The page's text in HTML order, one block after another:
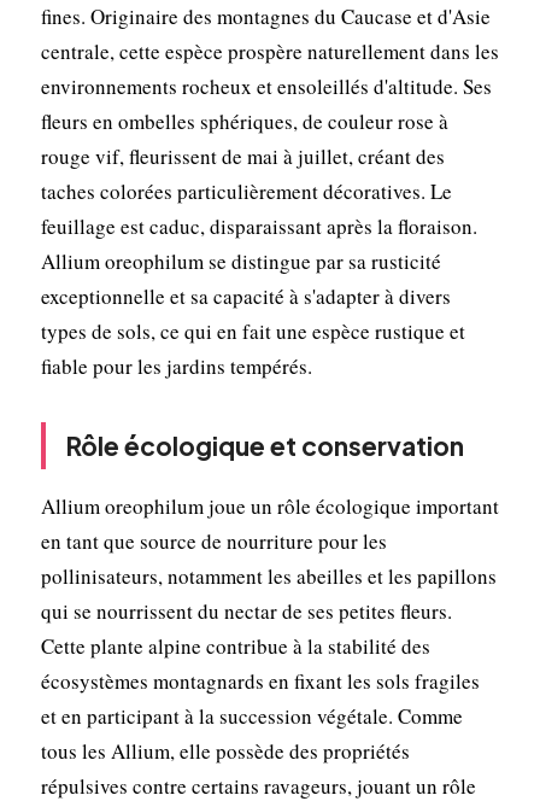
fines. Originaire des montagnes du Caucase et d'Asie
centrale, cette espèce prospère naturellement dans les
environnements rocheux et ensoleillés d'altitude. Ses
fleurs en ombelles sphériques, de couleur rose à
rouge vif, fleurissent de mai à juillet, créant des
taches colorées particulièrement décoratives. Le
feuillage est caduc, disparaissant après la floraison.
Allium oreophilum se distingue par sa rusticité
exceptionnelle et sa capacité à s'adapter à divers
types de sols, ce qui en fait une espèce rustique et
fiable pour les jardins tempérés.
Rôle écologique et conservation
Allium oreophilum joue un rôle écologique important
en tant que source de nourriture pour les
pollinisateurs, notamment les abeilles et les papillons
qui se nourrissent du nectar de ses petites fleurs.
Cette plante alpine contribue à la stabilité des
écosystèmes montagnards en fixant les sols fragiles
et en participant à la succession végétale. Comme
tous les Allium, elle possède des propriétés
répulsives contre certains ravageurs, jouant un rôle